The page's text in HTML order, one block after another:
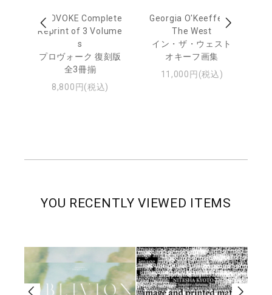
PROVOKE Complete
Reprint of 3 Volume
s
プロヴォーク 復刻版
全3冊揃
8,800円(税込)
Georgia O'Keeffe: In
The West
イン・ザ・ウェスト
オキーフ画集
11,000円(税込)
YOU RECENTLY VIEWED ITEMS